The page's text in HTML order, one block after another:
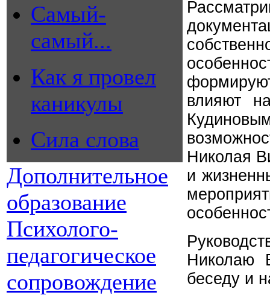
Самый-
самый...
Как я провел
каникулы
Сила слова
Дополнительное
образование
Психолого-
педагогическое
сопровождение
влияют
Николая
и
Николаю
беседу и